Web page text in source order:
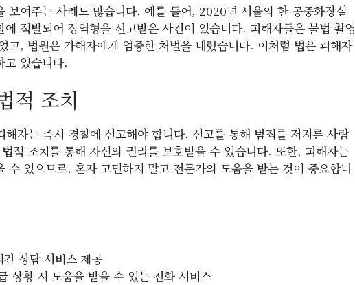
보여주는 사례도 많습니다. 예를 들어, 2020년 서울의 한 공중화장실
적발되어 징역형을 선고받은 사건이 있습니다. 피해자들은 불법 촬영
고, 법원은 가해자에게 엄중한 처벌을 내렸습니다. 이처럼 법은 피해자
고 있습니다.
적 조치
자는 즉시 경찰에 신고해야 합니다. 신고를 통해 범죄를 저지른 사람
적 조치를 통해 자신의 권리를 보호받을 수 있습니다. 또한, 피해자는
수 있으므로, 혼자 고민하지 말고 전문가의 도움을 받는 것이 중요합니
상담 서비스 제공
상황 시 도움을 받을 수 있는 전화 서비스